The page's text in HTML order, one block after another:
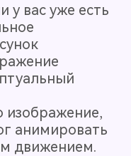
у вас уже есть
изображение,
анимировать
движением.